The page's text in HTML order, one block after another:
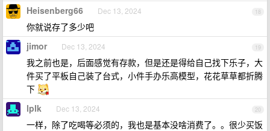
18
Heisenberg66 Dec 13, 2024
你就说存了多少吧
19
jimor Dec 13, 2024
我之前也是，后面感觉有存款，但是还是得给自己找下乐子，大
件买了平板自己装了台式，小件手办乐高模型，花花草草都折腾
下
20
lplk Dec 13, 2024
一样，除了吃喝等必须的，我也是基本没啥消费了。。很少买饭